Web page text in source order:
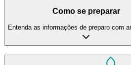
Como se preparar
Entenda as informações de preparo com